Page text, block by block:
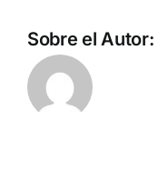
Sobre el Autor: